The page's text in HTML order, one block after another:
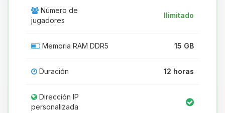
Número de
jugadores
Ilimitado
Memoria RAM DDR5 15 GB
Duración 12 horas
Dirección IP
personalizada